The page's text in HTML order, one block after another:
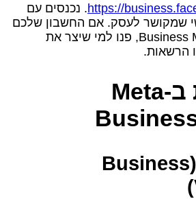
https://. נכנסים עם
שמקושר לעסק. אם החשבון שלכם
לא מנהל ב‑Business Manager, פנו למי שיצר את
הרשאות.
מה לעשות ב‑Meta
אימות עסק (Business